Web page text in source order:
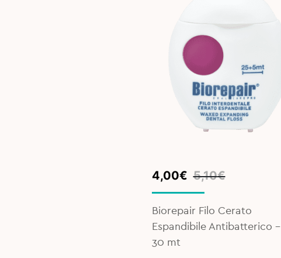
5,10€
Original
price
was:
5,10€.
4,00€
Current
price
is:
4,00€.
Biorepair Filo Cerato
Espandibile Antibatterico -
30 mt